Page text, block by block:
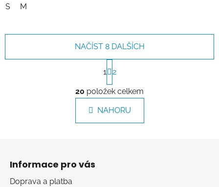
S M
O
v
l
á
d
NAČÍST 8 DALŠÍCH
S
t
r
á
n
k
1 2
20 položek celkem
NAHORU
Informace pro vás
Doprava a platba